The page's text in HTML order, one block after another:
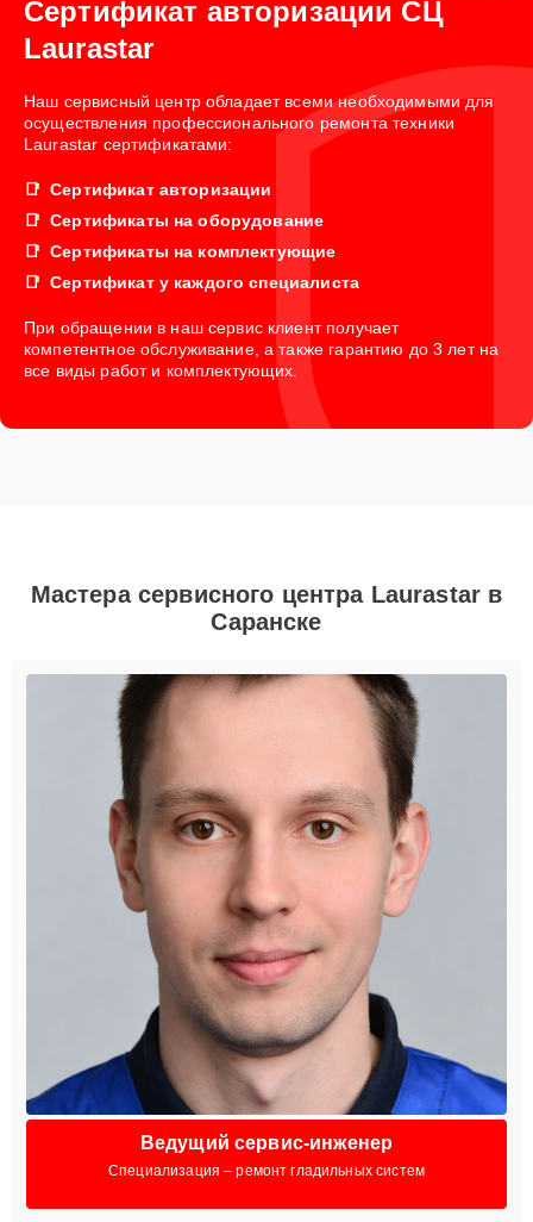
Сертификат авторизации СЦ
Laurastar
Наш сервисный центр обладает всеми необходимыми для
осуществления профессионального ремонта техники
Laurastar сертификатами:
Сертификат авторизации
Сертификаты на оборудование
Сертификаты на комплектующие
Сертификат у каждого специалиста
При обращении в наш сервис клиент получает
компетентное обслуживание, а также гарантию до 3 лет на
все виды работ и комплектующих.
Мастера сервисного центра Laurastar в
Саранске
Ведущий сервис-инженер
Специализация – ремонт гладильных систем